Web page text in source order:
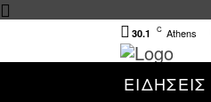
30.1 C Athens
ΕΙΔΗΣΕΙΣ